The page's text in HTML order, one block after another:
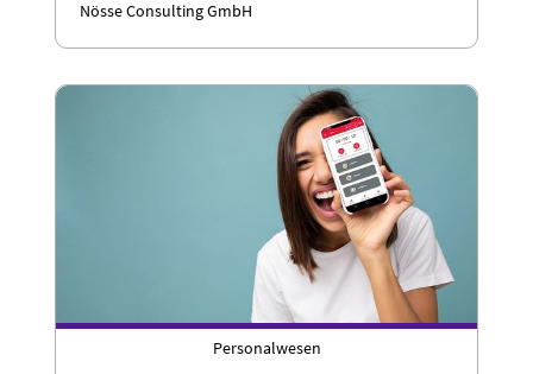
Nösse Consulting GmbH
Personalwesen